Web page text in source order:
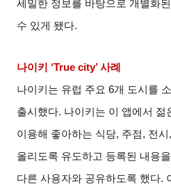
세밀한 정보를 바탕으로 개별화
수 있게 됐다.
나이키 ‘True city’사례
나이키는 유럽 주요 6개 도시를
출시했다. 나이키는 이 앱에서 젊
이용해 좋아하는 식당, 주점, 전시 ,
올리도록 유도하고 등록된 내용
다른 사용자와 공유하도록 했다.